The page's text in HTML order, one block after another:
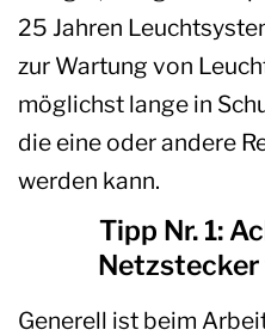
25 Jahren
zur Wartung von
möglichst lange in
die eine oder andere
werden kann.
Tipp Nr. 1:
Netzstecker
Generell ist beim